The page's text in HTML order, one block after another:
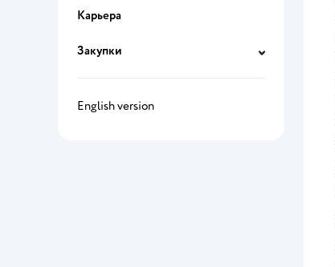
Карьера
Закупки
English version